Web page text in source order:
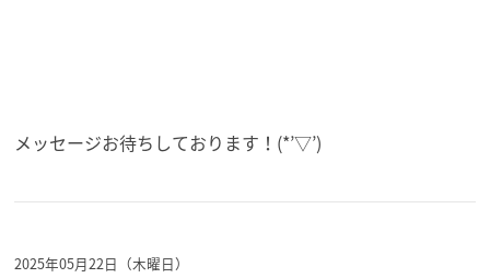
メッセージお待ちしております！(*’▽’)
2025年05月22日（木曜日）